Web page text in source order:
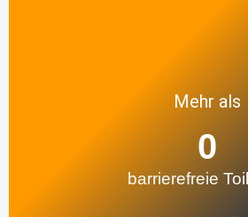
Mehr als
barrierefreie
0